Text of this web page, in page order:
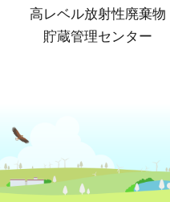
高レベル放射性廃棄物
貯蔵管理センター